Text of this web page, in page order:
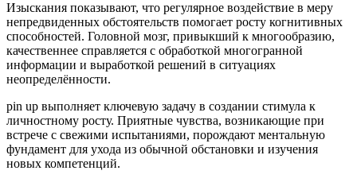
Изыскания показывают, что регулярное воздействие в меру
непредвиденных обстоятельств помогает росту когнитивных
способностей. Головной мозг, привыкший к многообразию,
качественнее справляется с обработкой многогранной
информации и выработкой решений в ситуациях
неопределённости.
pin up выполняет ключевую задачу в создании стимула к
личностному росту. Приятные чувства, возникающие при
встрече с свежими испытаниями, порождают ментальную
фундамент для ухода из обычной обстановки и изучения
новых компетенций.